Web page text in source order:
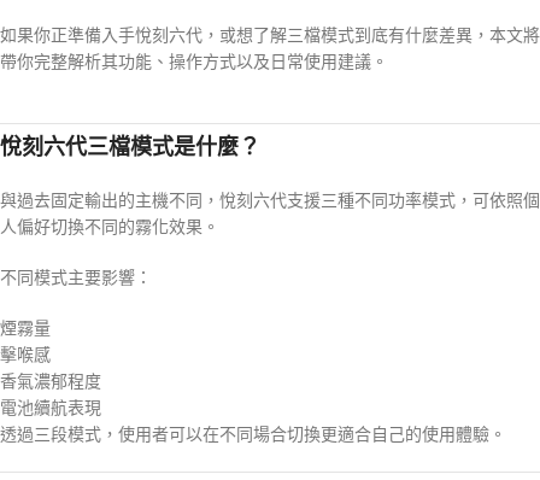
如果你正準備入手悅刻六代，或想了解三檔模式到底有什麼差異，本文將
帶你完整解析其功能、操作方式以及日常使用建議。
悅刻六代三檔模式是什麼？
與過去固定輸出的主機不同，悅刻六代支援三種不同功率模式，可依照個
人偏好切換不同的霧化效果。
不同模式主要影響：
煙霧量
擊喉感
香氣濃郁程度
電池續航表現
透過三段模式，使用者可以在不同場合切換更適合自己的使用體驗。